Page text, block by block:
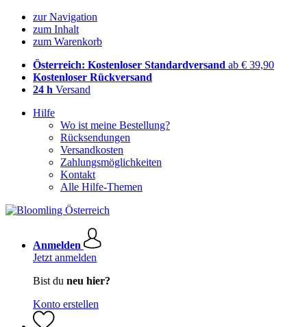
zur Navigation
zum Inhalt
zum Warenkorb
Österreich: Kostenloser Standardversand ab € 39,90
Kostenloser Rückversand
24 h Versand
Hilfe
Wo ist meine Bestellung?
Rücksendungen
Versandkosten
Zahlungsmöglichkeiten
Kontakt
Alle Hilfe-Themen
Anmelden
Jetzt anmelden
Bist du neu hier?
Konto erstellen